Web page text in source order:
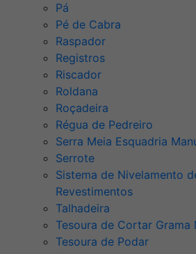
Pá
Pé de Cabra
Raspador
Registros
Riscador
Roldana
Roçadeira
Régua de Pedreiro
Serra Meia Esquadria
Serrote
Sistema de Nivelamento
Revestimentos
Talhadeira
Tesoura de Cortar Grama
Tesoura de Podar